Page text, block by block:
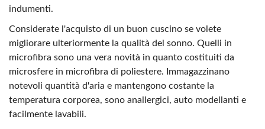
indumenti.
Considerate l'acquisto di un buon cuscino se volete
migliorare ulteriormente la qualità del sonno. Quelli in
microfibra sono una vera novità in quanto costituiti da
microsfere in microfibra di poliestere. Immagazzinano
notevoli quantità d'aria e mantengono costante la
temperatura corporea, sono anallergici, auto modellanti e
facilmente lavabili.